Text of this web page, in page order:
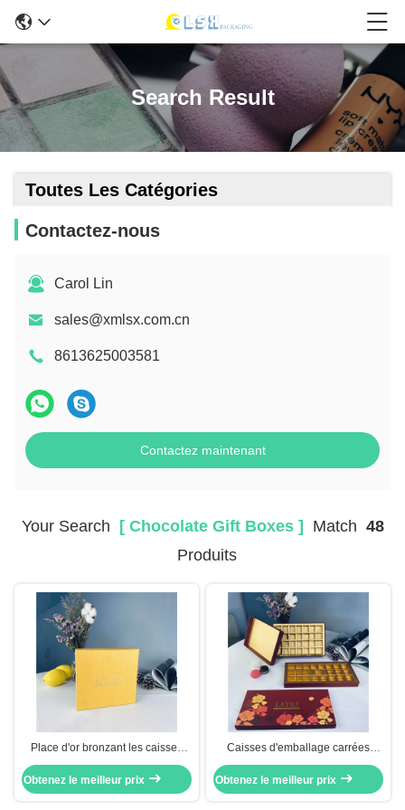
Search Result
Toutes Les Catégories
Contactez-nous
Carol Lin
sales@xmlsx.com.cn
8613625003581
Contactez maintenant
Your Search [ Chocolate Gift Boxes ] Match 48
Produits
Place d'or bronzant les caisses
d'emballage de processus de
chocolat
Obtenez le meilleur prix
Caisses d'emballage carrées
faites main de chocolat pour
l'emballage de cadeau
Obtenez le meilleur prix